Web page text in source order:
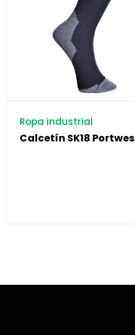
Ropa industrial
Calcetín SK18